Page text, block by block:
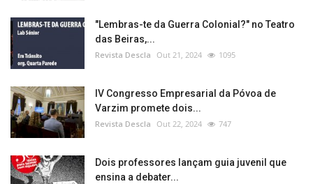
"Lembras-te da Guerra Colonial?" no Teatro
das Beiras,...
Revista Descla Out 21, 2024 1095
IV Congresso Empresarial da Póvoa de
Varzim promete dois...
Revista Descla Out 22, 2024 747
Dois professores lançam guia juvenil que
ensina a debater...